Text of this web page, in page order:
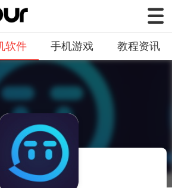
软件 手机游戏 教程资讯